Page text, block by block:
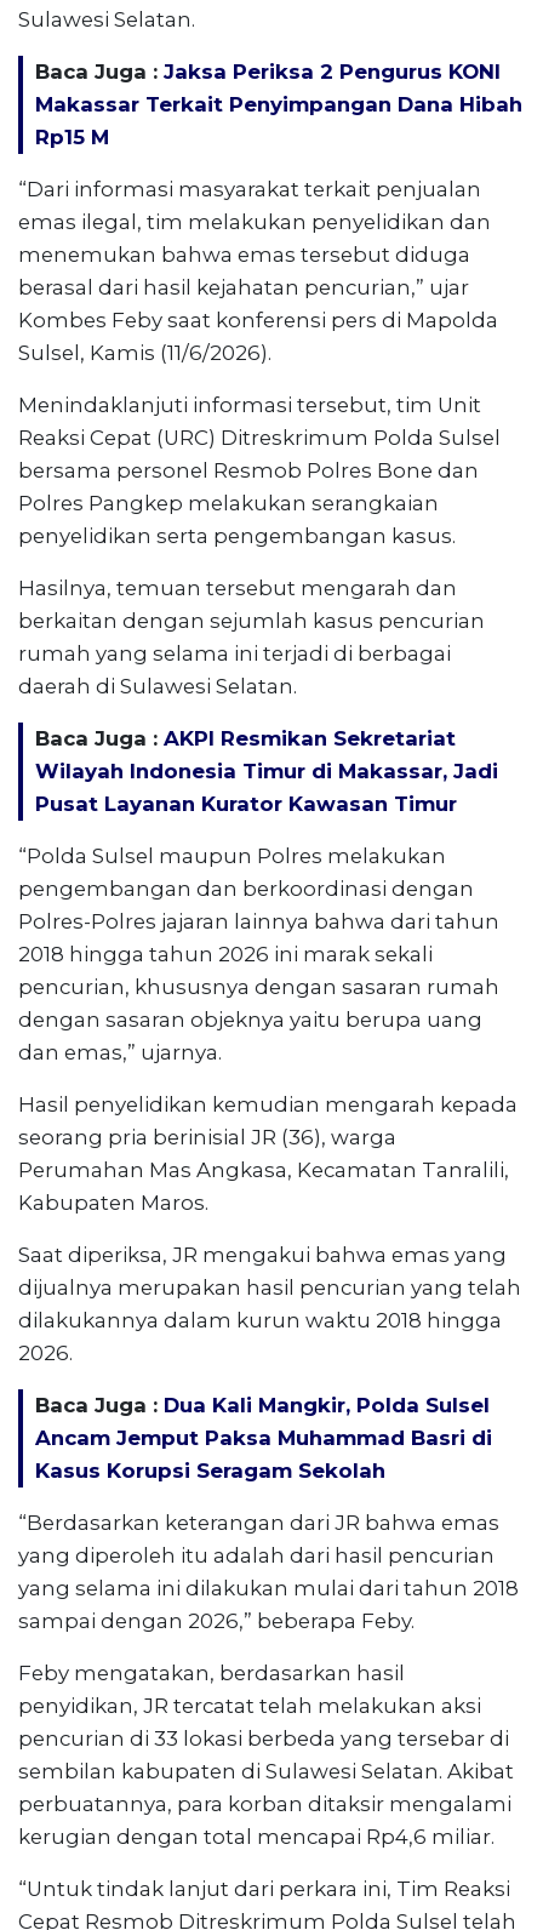
Sulawesi Selatan.
Baca Juga : Jaksa Periksa 2 Pengurus KONI
Makassar Terkait Penyimpangan Dana Hibah
Rp15 M
“Dari informasi masyarakat terkait penjualan
emas ilegal, tim melakukan penyelidikan dan
menemukan bahwa emas tersebut diduga
berasal dari hasil kejahatan pencurian,” ujar
Kombes Feby saat konferensi pers di Mapolda
Sulsel, Kamis (11/6/2026).
Menindaklanjuti informasi tersebut, tim Unit
Reaksi Cepat (URC) Ditreskrimum Polda Sulsel
bersama personel Resmob Polres Bone dan
Polres Pangkep melakukan serangkaian
penyelidikan serta pengembangan kasus.
Hasilnya, temuan tersebut mengarah dan
berkaitan dengan sejumlah kasus pencurian
rumah yang selama ini terjadi di berbagai
daerah di Sulawesi Selatan.
Baca Juga : AKPI Resmikan Sekretariat
Wilayah Indonesia Timur di Makassar, Jadi
Pusat Layanan Kurator Kawasan Timur
“Polda Sulsel maupun Polres melakukan
pengembangan dan berkoordinasi dengan
Polres-Polres jajaran lainnya bahwa dari tahun
2018 hingga tahun 2026 ini marak sekali
pencurian, khususnya dengan sasaran rumah
dengan sasaran objeknya yaitu berupa uang
dan emas,” ujarnya.
Hasil penyelidikan kemudian mengarah kepada
seorang pria berinisial JR (36), warga
Perumahan Mas Angkasa, Kecamatan Tanralili,
Kabupaten Maros.
Saat diperiksa, JR mengakui bahwa emas yang
dijualnya merupakan hasil pencurian yang telah
dilakukannya dalam kurun waktu 2018 hingga
2026.
Baca Juga : Dua Kali Mangkir, Polda Sulsel
Ancam Jemput Paksa Muhammad Basri di
Kasus Korupsi Seragam Sekolah
“Berdasarkan keterangan dari JR bahwa emas
yang diperoleh itu adalah dari hasil pencurian
yang selama ini dilakukan mulai dari tahun 2018
sampai dengan 2026,” beberapa Feby.
Feby mengatakan, berdasarkan hasil
penyidikan, JR tercatat telah melakukan aksi
pencurian di 33 lokasi berbeda yang tersebar di
sembilan kabupaten di Sulawesi Selatan. Akibat
perbuatannya, para korban ditaksir mengalami
kerugian dengan total mencapai Rp4,6 miliar.
“Untuk tindak lanjut dari perkara ini, Tim Reaksi
Cepat Resmob Ditreskrimum Polda Sulsel telah